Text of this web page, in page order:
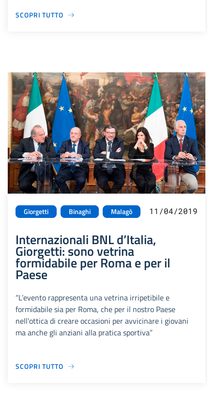
SCOPRI TUTTO
Giorgetti Binaghi Malagò 11/04/2019
Internazionali BNL d’Italia,
Giorgetti: sono vetrina
formidabile per Roma e per il
Paese
“L’evento rappresenta una vetrina irripetibile e
formidabile sia per Roma, che per il nostro Paese
nell’ottica di creare occasioni per avvicinare i giovani
ma anche gli anziani alla pratica sportiva”
SCOPRI TUTTO